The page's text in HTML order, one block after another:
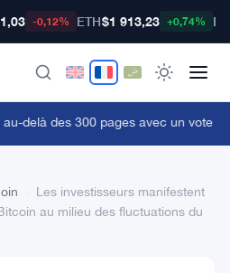
-0,12% ETH$1 913,23 +0,74%
delà des 300 pages avec un vote
Les investisseurs manifestent
au milieu des fluctuations du